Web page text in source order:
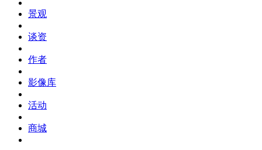
景观
谈资
作者
影像库
活动
商城